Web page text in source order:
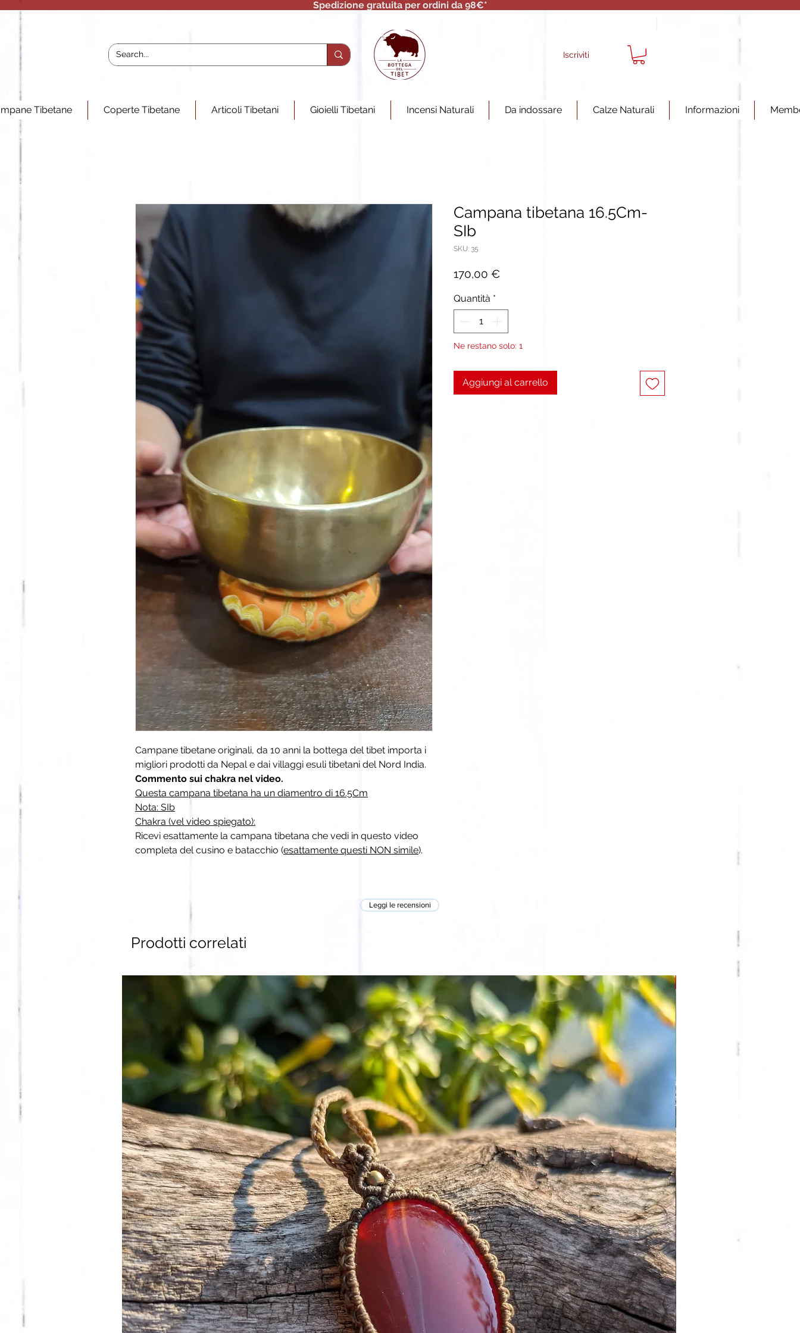
Spedizione gratuita per ordini da 98€*
Iscriviti
Tibetane Coperte Tibetane Articoli Tibetani Gioielli Tibetani Incensi Naturali Da indossare Calze Naturali Informazioni
Campane tibetane originali, da 10 anni la bottega del tibet importa i
migliori prodotti da Nepal e dai villaggi esuli tibetani del Nord India.
Commento sui chakra nel video.
Questa campana tibetana ha un diamentro di 16.5Cm
Nota: SIb
Chakra (vel video spiegato):
Ricevi esattamente la campana tibetana che vedi in questo video
completa del cusino e batacchio (esattamente questi NON simile).
Campana tibetana 16.5Cm-
SIb
SKU: 35
170,00 €
Quantità *
Ne restano solo: 1
Aggiungi al carrello
Leggi le recensioni
Prodotti correlati